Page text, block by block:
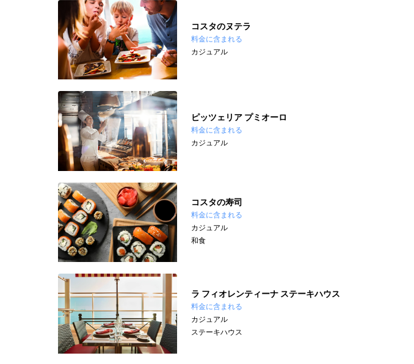
コスタのヌテラ
料金に含まれる
カジュアル
ピッツェリア プミオーロ
料金に含まれる
カジュアル
コスタの寿司
料金に含まれる
カジュアル
和食
ラ フィオレンティーナ ステーキハウス
料金に含まれる
カジュアル
ステーキハウス